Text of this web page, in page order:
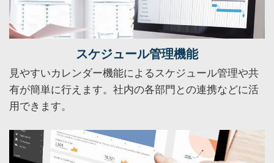
スケジュール管理機能
見やすいカレンダー機能によるスケジュール管理や共
有が簡単に行えます。社内の各部門との連携などに活
用できます。